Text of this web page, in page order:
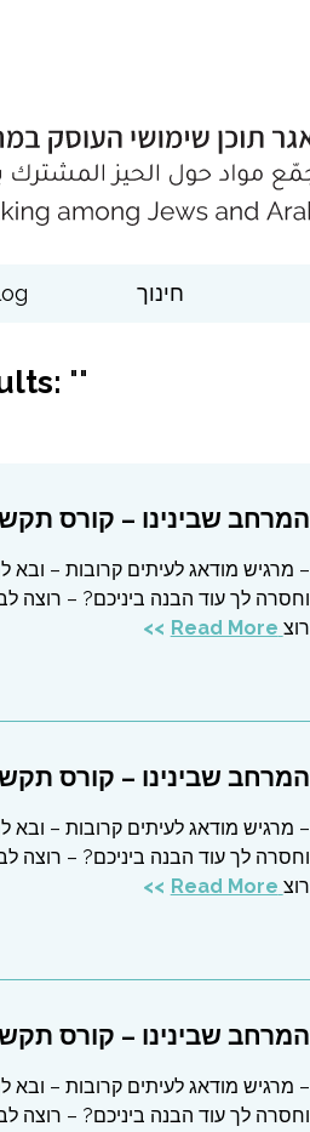
חינוך
""
המרחב שבינינו – קורס
– מרגיש מודאג לעיתים קרובות – ובא
וחסרה לך עוד הבנה ביניכם? –
רוצ
המרחב שבינינו – קורס
– מרגיש מודאג לעיתים קרובות – ובא
וחסרה לך עוד הבנה ביניכם? –
רוצ
המרחב שבינינו – קורס
– מרגיש מודאג לעיתים קרובות – ובא
וחסרה לך עוד הבנה ביניכם? –